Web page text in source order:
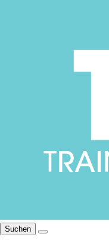
Suchen